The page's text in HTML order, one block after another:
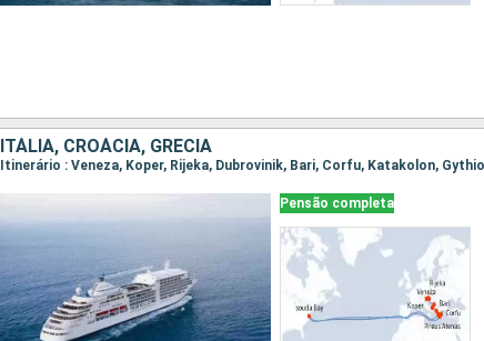
ITÁLIA, CROÁCIA, GRÉCIA
Pensão completa